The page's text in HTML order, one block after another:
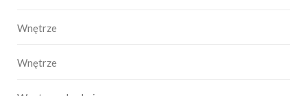
Wnętrze
Wnętrze